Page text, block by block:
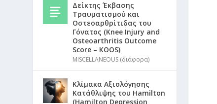
Δείκτης Έκβασης
Τραυματισμού και
Οστεοαρθρίτιδας του
Γόνατος (Knee Injury and
Osteoarthritis Outcome
Score – KOOS)
MISCELLANEOUS (διάφορα)
Κλίμακα Αξιολόγησης
Κατάθλιψης του Hamilton
(Hamilton Depression